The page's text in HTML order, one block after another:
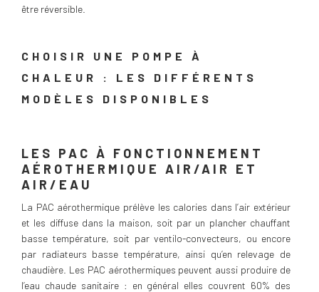
être réversible.
CHOISIR UNE POMPE À
CHALEUR : LES DIFFÉRENTS
MODÈLES DISPONIBLES
LES PAC À FONCTIONNEMENT
AÉROTHERMIQUE AIR/AIR ET
AIR/EAU
La PAC aérothermique prélève les calories dans l’air extérieur
et les diffuse dans la maison, soit par un plancher chauffant
basse température, soit par ventilo-convecteurs, ou encore
par radiateurs basse température, ainsi qu’en relevage de
chaudière. Les PAC aérothermiques peuvent aussi produire de
l’eau chaude sanitaire : en général elles couvrent 60% des